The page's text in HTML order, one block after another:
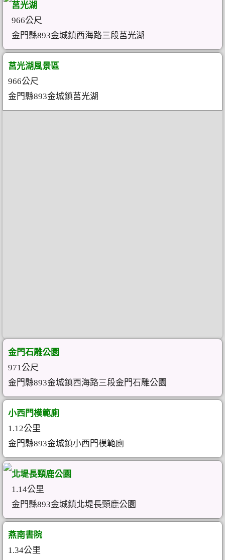
莒光湖
966公尺
金門縣893金城鎮西海路三段莒光湖
莒光湖風景區
966公尺
金門縣893金城鎮莒光湖
金門石雕公園
971公尺
金門縣893金城鎮西海路三段金門石雕公園
小西門模範廁
1.12公里
金門縣893金城鎮小西門模範廁
北堤長頸鹿公園
1.14公里
金門縣893金城鎮北堤長頸鹿公園
燕南書院
1.34公里